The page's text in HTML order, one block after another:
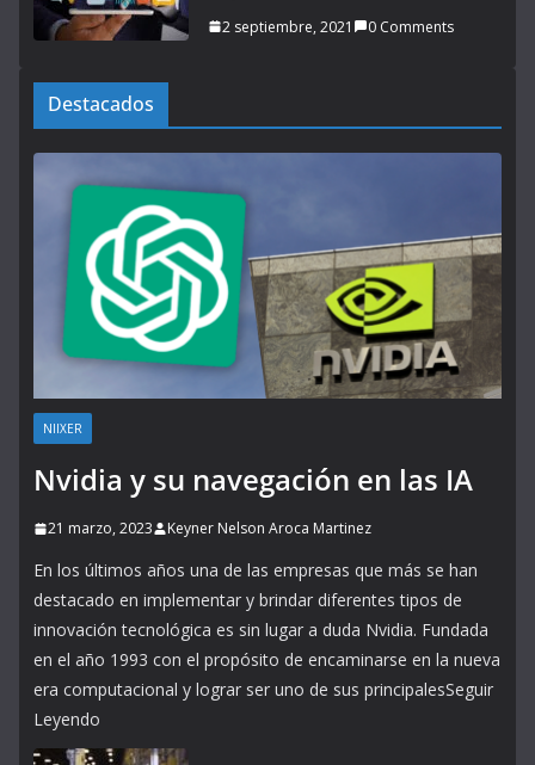
2 septiembre, 2021 0 Comments
Destacados
NIIXER
Nvidia y su navegación en las IA
21 marzo, 2023 Keyner Nelson Aroca Martinez
En los últimos años una de las empresas que más se han
destacado en implementar y brindar diferentes tipos de
innovación tecnológica es sin lugar a duda Nvidia. Fundada
en el año 1993 con el propósito de encaminarse en la nueva
era computacional y lograr ser uno de sus principalesSeguir
Leyendo